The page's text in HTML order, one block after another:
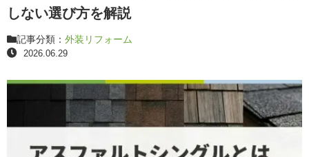
しない選び方を解説
記事分類： 外装リフォーム
2026.06.29